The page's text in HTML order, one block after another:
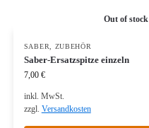
Out of stock
SABER ZUBEHÖR
Saber-Ersatzspitze einzeln
7,00 €
inkl. MwSt.
zzgl. Versandkosten